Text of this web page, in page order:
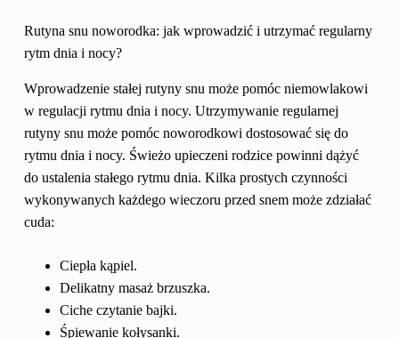
Rutyna snu noworodka: jak wprowadzić i utrzymać regularny
rytm dnia i nocy?
Wprowadzenie stałej rutyny snu może pomóc niemowlakowi
w regulacji rytmu dnia i nocy. Utrzymywanie regularnej
rutyny snu może pomóc noworodkowi dostosować się do
rytmu dnia i nocy. Świeżo upieczeni rodzice powinni dążyć
do ustalenia stałego rytmu dnia. Kilka prostych czynności
wykonywanych każdego wieczoru przed snem może zdziałać
cuda:
Ciepła kąpiel.
Delikatny masaż brzuszka.
Ciche czytanie bajki.
Śpiewanie kołysanki.